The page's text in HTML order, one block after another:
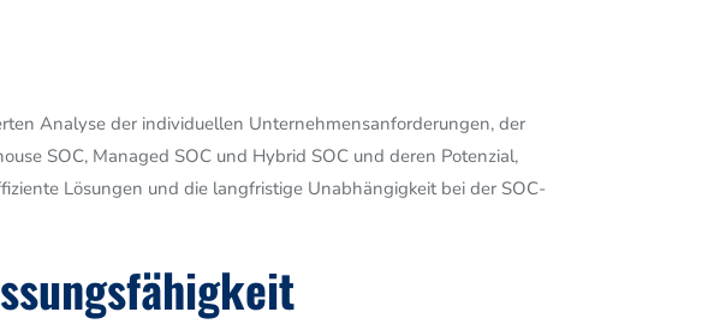
Analyse der individuellen Unternehmensanforderungen, der
SOC, Managed SOC und Hybrid SOC und deren Potenzial,
Lösungen und die langfristige Unabhängigkeit bei der SOC-